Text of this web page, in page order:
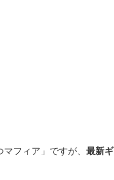
フィア」ですが、 最新